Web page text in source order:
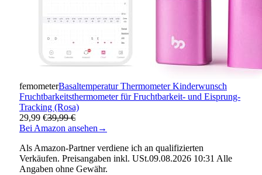
femometerBasaltemperatur Thermometer Kinderwunsch
Fruchtbarkeitsthermometer für Fruchtbarkeit- und Eisprung-
Tracking (Rosa)
29,99 €39,99 €
Bei Amazon ansehen →
Als Amazon-Partner verdiene ich an qualifizierten
Verkäufen. Preisangaben inkl. USt.09.08.2026 10:31 Alle
Angaben ohne Gewähr.